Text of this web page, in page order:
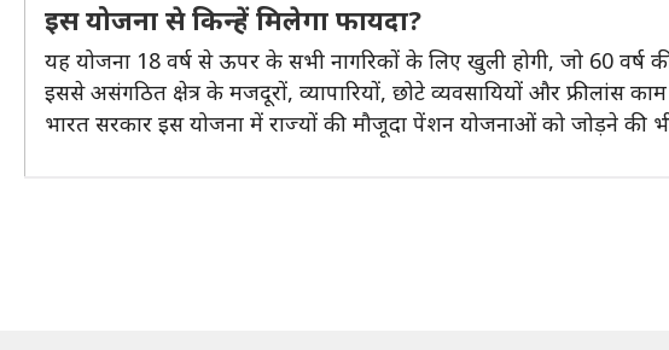
इस योजना से किन्हें मिलेगा फायदा?
यह योजना 18 वर्ष से ऊपर के सभी नागरिकों के लिए खुली होगी, जो 60 वर्ष
इससे असंगठित क्षेत्र के मजदूरों, व्यापारियों, छोटे व्यवसायियों और फ्रीलांस
भारत सरकार इस योजना में राज्यों की मौजूदा पेंशन योजनाओं को जोड़ने की